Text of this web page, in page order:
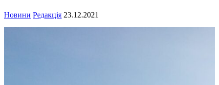
Новини Редакція 23.12.2021